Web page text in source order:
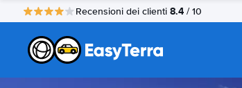
Recensioni dei clienti 8.4 / 10